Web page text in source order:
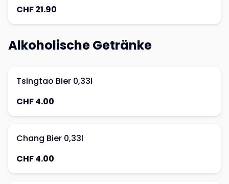
CHF 21.90
Alkoholische Getränke
Tsingtao Bier 0,33l
CHF 4.00
Chang Bier 0,33l
CHF 4.00